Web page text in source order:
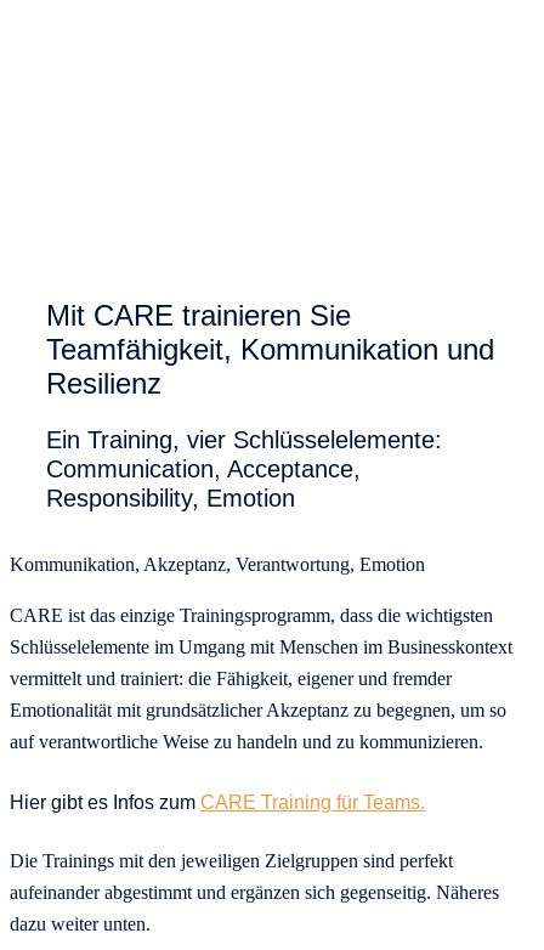
Mit CARE trainieren Sie
Teamfähigkeit, Kommunikation und
Resilienz
Ein Training, vier Schlüsselelemente:
Communication, Acceptance,
Responsibility, Emotion
Kommunikation, Akzeptanz, Verantwortung, Emotion
CARE ist das einzige Trainingsprogramm, dass die wichtigsten
Schlüsselelemente im Umgang mit Menschen im Businesskontext
vermittelt und trainiert: die Fähigkeit, eigener und fremder
Emotionalität mit grundsätzlicher Akzeptanz zu begegnen, um so
auf verantwortliche Weise zu handeln und zu kommunizieren.
Hier gibt es Infos zum CARE Training für Teams.
Die Trainings mit den jeweiligen Zielgruppen sind perfekt
aufeinander abgestimmt und ergänzen sich gegenseitig. Näheres
dazu weiter unten.